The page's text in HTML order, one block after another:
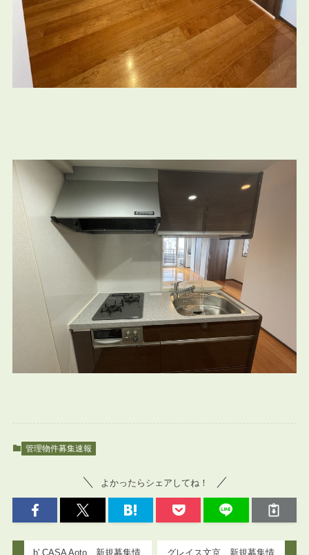
管理物件募集速報
よかったらシェアしてね！
b' CASA Aoto 新規募集情 グレイス文京 新規募集情